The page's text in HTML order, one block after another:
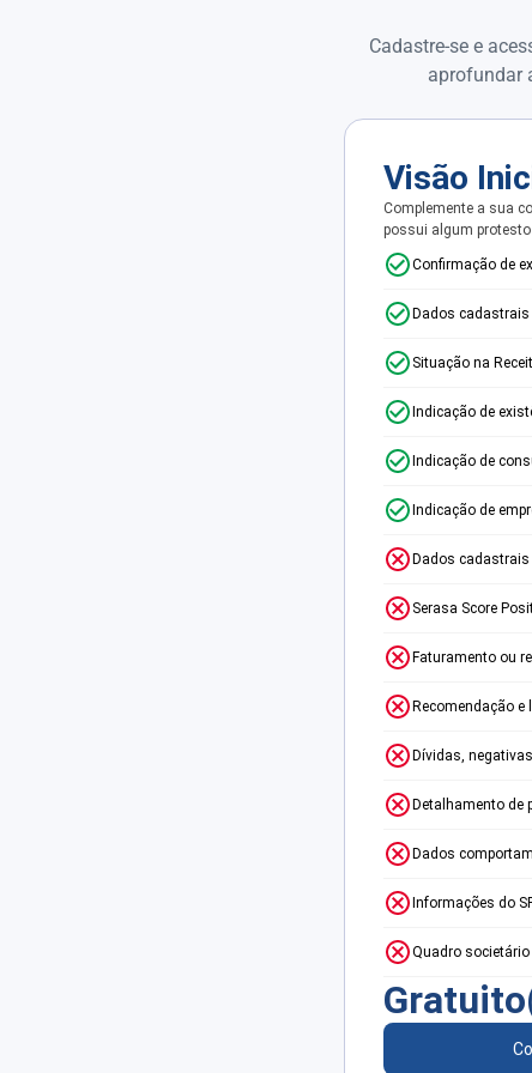
Cadastre-se e
aprofundar
Visão
Complemente a sua
possui algum
Confirmação de
Dados cadastrais
Situação na
Indicação de
Indicação de
Indicação de
Dados cadastrais
Serasa Score
Faturamento ou
Recomendação e
Dívidas,
Detalhamento de
Dados
Informações do
Quadro
Gratuito